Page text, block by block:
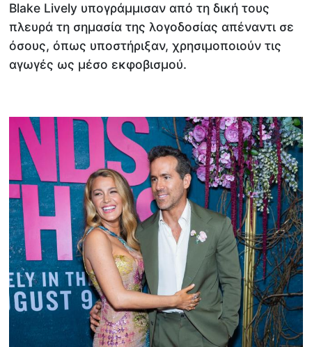
Blake Lively υπογράμμισαν από τη δική τους
πλευρά τη σημασία της λογοδοσίας απέναντι σε
όσους, όπως υποστήριξαν, χρησιμοποιούν τις
αγωγές ως μέσο εκφοβισμού.